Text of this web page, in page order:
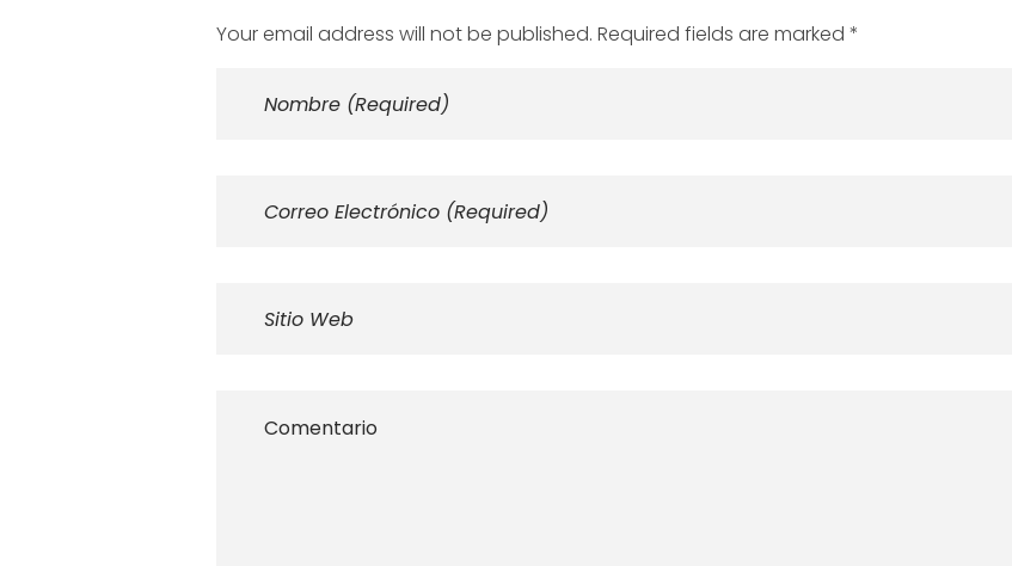
Your email address will not be published. Required fields are marked *